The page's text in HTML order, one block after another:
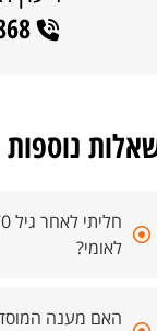
077-9973868
נוספות
לאומי?
האם מענה